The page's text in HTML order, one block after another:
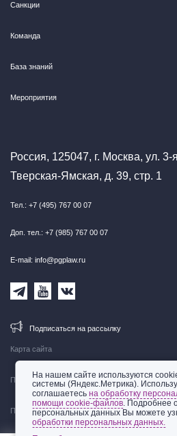
Карта сайта
Правовая информация
Политика обработки персональных данных
Санкции
Команда
База знаний
Мероприятия
Россия, 125047, г. Москва, ул. 3-я
Тверская-Ямская, д. 39, стр. 1
Тел.: +7 (495) 767 00 07
Доп. тел.: +7 (985) 767 00 07
E-mail: info@pgplaw.ru
Подписаться на рассылку
На нашем сайте используются
системы (Яндекс.Метрика).
соглашаетесьна обработку
помощи cookie-файлов. Подробнее
персональных данных Вы можете
обработки персональных данных.